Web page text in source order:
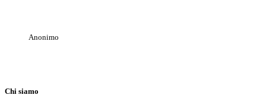
Anonimo
Chi siamo